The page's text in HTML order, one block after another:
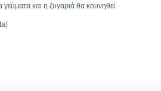
και η ζυγαριά θα κουνηθεί.